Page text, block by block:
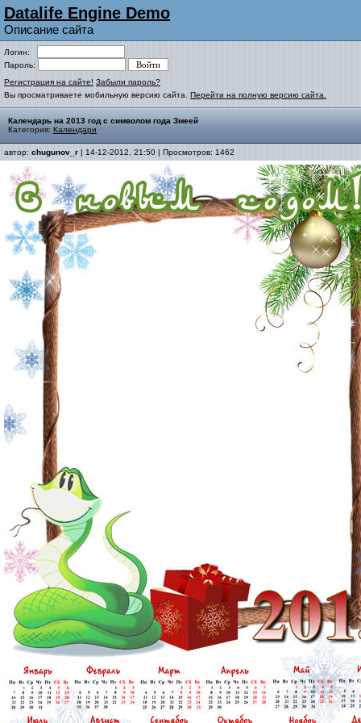
Datalife Engine Demo
Описание сайта
Логин:
Пароль:
Регистрация на сайте! Забыли пароль?
Вы просматриваете мобильную версию сайта. Перейти на полную версию сайта.
Календарь на 2013 год с символом года Змеей
Категория: Календари
автор: chugunov_r | 14-12-2012, 21:50 | Просмотров: 1462